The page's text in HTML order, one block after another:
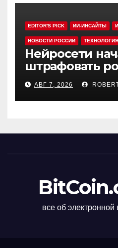
EDITOR'S PICK ИИ-ИНСАЙТЫ
НОВОСТИ РОССИИ ТЕХНОЛОГИЯ
Нейросети
штрафовать
борщевик
АВГ 7, 2026
все об